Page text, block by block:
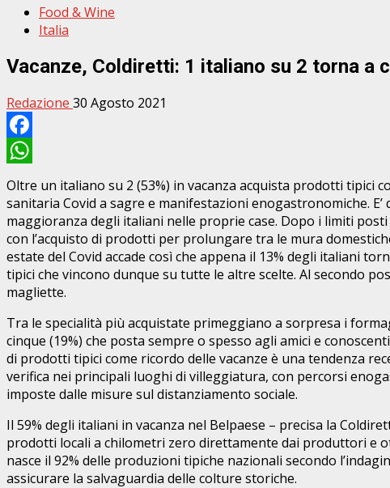
Food & Wine
Italia
Vacanze, Coldiretti: 1 italiano su 2 torna a
Redazione 30 Agosto 2021
Facebook
WhatsApp
Oltre un italiano su 2 (53%) in vacanza acquista prodotti tipici
sanitaria Covid a sagre e manifestazioni enogastronomiche.
maggioranza degli italiani nelle proprie case. Dopo i limiti
con l’acquisto di prodotti per prolungare tra le mura
estate del Covid accade così che appena il 13% degli italiani
tipici che vincono dunque su tutte le altre scelte. Al secondo
magliette.
Tra le specialità più acquistate primeggiano a sorpresa i
cinque (19%) che posta sempre o spesso agli amici e
di prodotti tipici come ricordo delle vacanze è una tendenza
verifica nei principali luoghi di villeggiatura, con percorsi
imposte dalle misure sul distanziamento sociale.
Il 59% degli italiani in vacanza nel Belpaese – precisa la
prodotti locali a chilometri zero direttamente dai produttori e
nasce il 92% delle produzioni tipiche nazionali secondo
assicurare la salvaguardia delle colture storiche.